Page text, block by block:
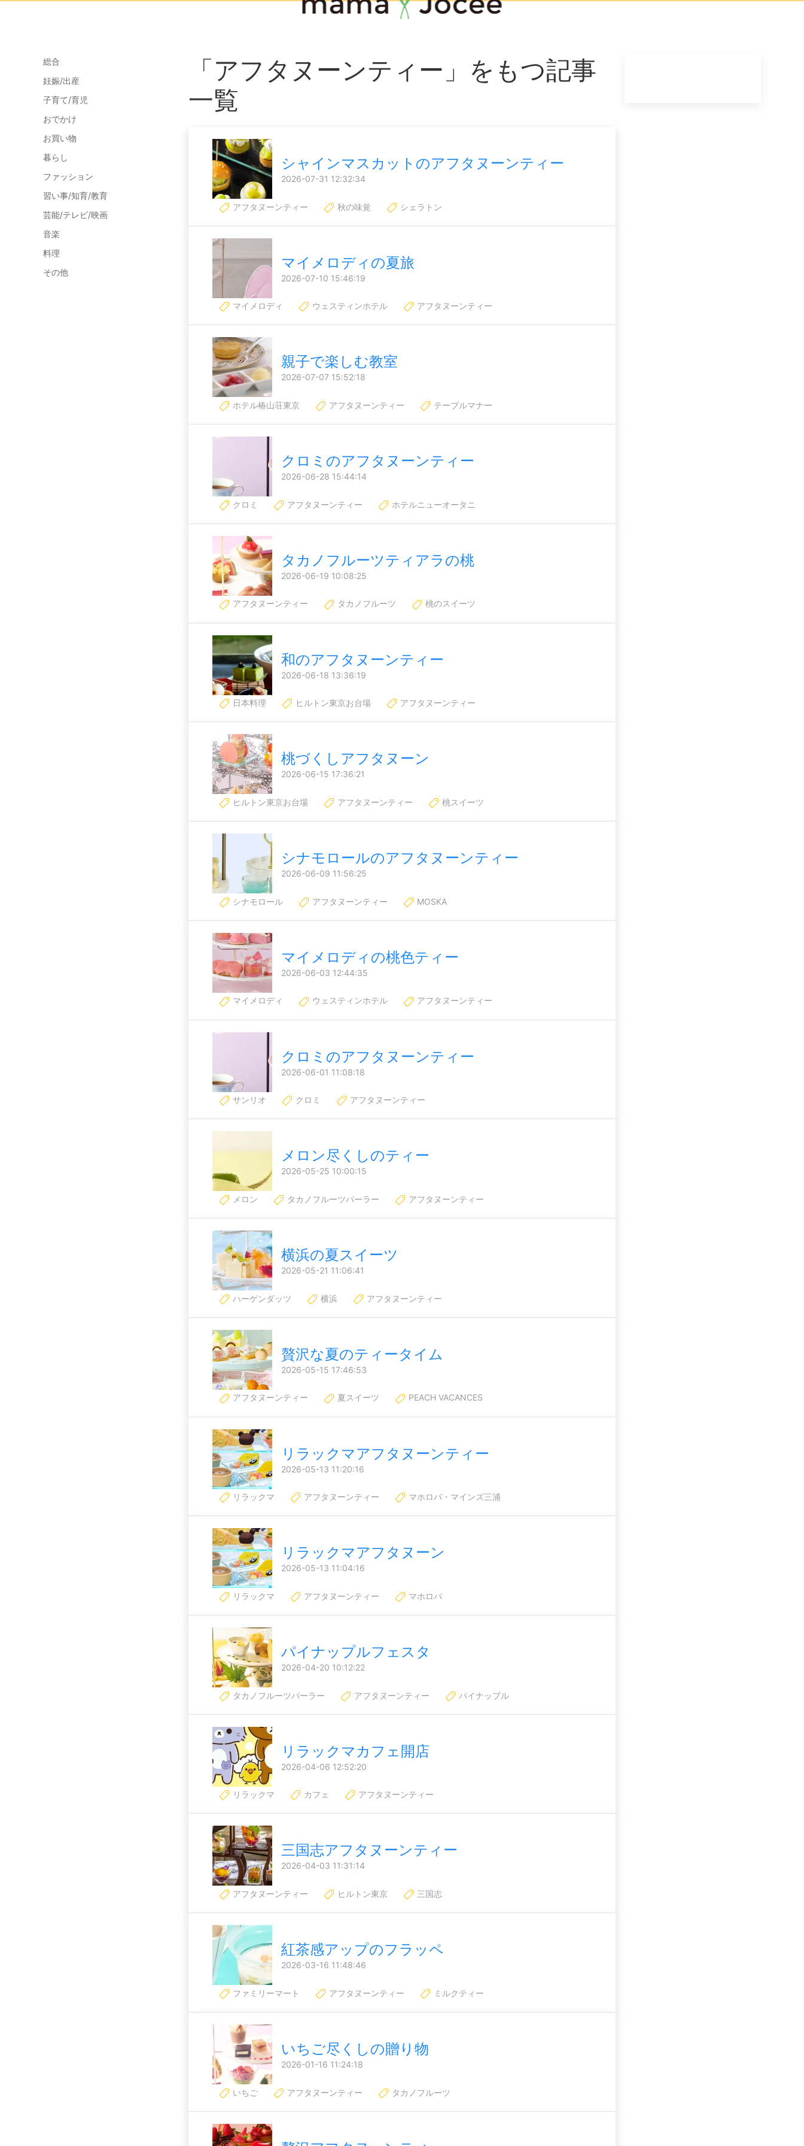
総合
妊娠/出産
子育て/育児
おでかけ
お買い物
暮らし
ファッション
習い事/知育/教育
芸能/テレビ/映画
音楽
料理
その他
「アフタヌーンティー」をもつ記事
一覧
シャインマスカットのアフタヌーンティー
2026-07-31 12:32:34
アフタヌーンティー 秋の味覚 シェラトン
マイメロディの夏旅
2026-07-10 15:46:19
マイメロディ ウェスティンホテル アフタヌーンティー
親子で楽しむ教室
2026-07-07 15:52:18
ホテル椿山荘東京 アフタヌーンティー テーブルマナー
クロミのアフタヌーンティー
2026-06-28 15:44:14
クロミ アフタヌーンティー ホテルニューオータニ
タカノフルーツティアラの桃
2026-06-19 10:08:25
アフタヌーンティー タカノフルーツ 桃のスイーツ
和のアフタヌーンティー
2026-06-18 13:36:19
日本料理 ヒルトン東京お台場 アフタヌーンティー
桃づくしアフタヌーン
2026-06-15 17:36:21
ヒルトン東京お台場 アフタヌーンティー 桃スイーツ
シナモロールのアフタヌーンティー
2026-06-09 11:56:25
シナモロール アフタヌーンティー MOSKA
マイメロディの桃色ティー
2026-06-03 12:44:35
マイメロディ ウェスティンホテル アフタヌーンティー
クロミのアフタヌーンティー
2026-06-01 11:08:18
サンリオ クロミ アフタヌーンティー
メロン尽くしのティー
2026-05-25 10:00:15
メロン タカノフルーツパーラー アフタヌーンティー
横浜の夏スイーツ
2026-05-21 11:06:41
ハーゲンダッツ 横浜 アフタヌーンティー
贅沢な夏のティータイム
2026-05-15 17:46:53
アフタヌーンティー 夏スイーツ PEACH VACANCES
リラックマアフタヌーンティー
2026-05-13 11:20:16
リラックマ アフタヌーンティー マホロバ・マインズ三浦
リラックマアフタヌーン
2026-05-13 11:04:16
リラックマ アフタヌーンティー マホロバ
パイナップルフェスタ
2026-04-20 10:12:22
タカノフルーツパーラー アフタヌーンティー パイナップル
リラックマカフェ開店
2026-04-06 12:52:20
リラックマ カフェ アフタヌーンティー
三国志アフタヌーンティー
2026-04-03 11:31:14
アフタヌーンティー ヒルトン東京 三国志
紅茶感アップのフラッペ
2026-03-16 11:48:46
ファミリーマート アフタヌーンティー ミルクティー
いちご尽くしの贈り物
2026-01-16 11:24:18
いちご アフタヌーンティー タカノフルーツ